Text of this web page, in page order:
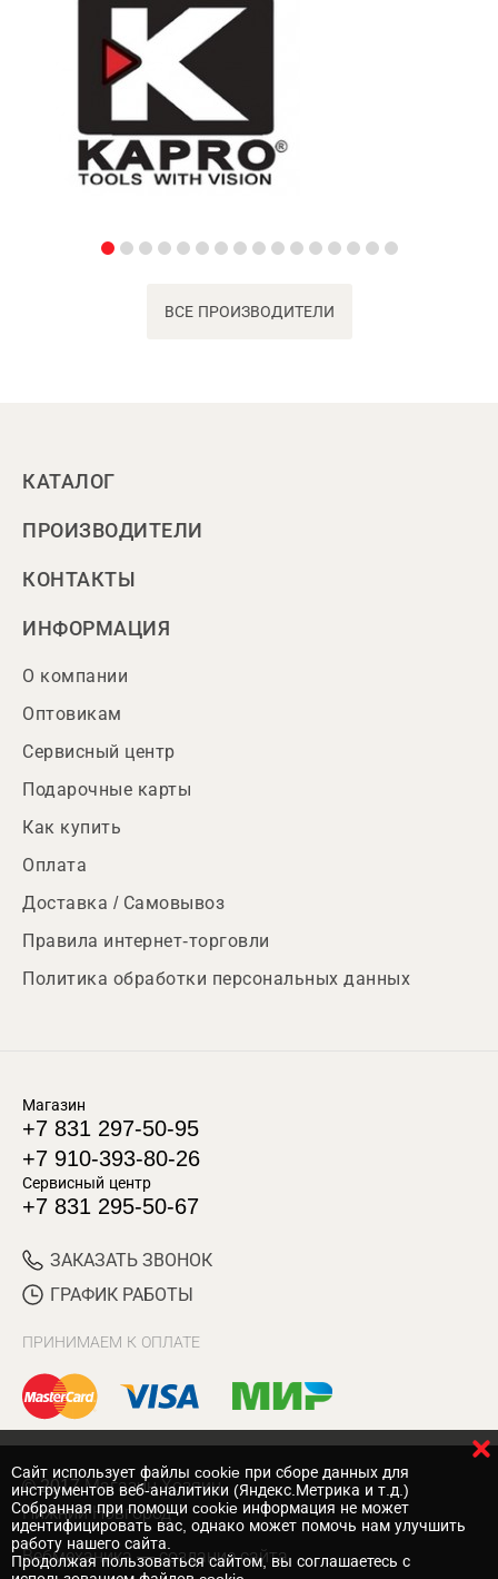
ВСЕ ПРОИЗВОДИТЕЛИ
КАТАЛОГ
ПРОИЗВОДИТЕЛИ
КОНТАКТЫ
ИНФОРМАЦИЯ
О компании
Оптовикам
Сервисный центр
Подарочные карты
Как купить
Оплата
Доставка / Самовывоз
Правила интернет-торговли
Политика обработки персональных данных
Магазин
+7 831 297-50-95
+7 910-393-80-26
Сервисный центр
+7 831 295-50-67
ЗАКАЗАТЬ ЗВОНОК
ГРАФИК РАБОТЫ
ПРИНИМАЕМ К ОПЛАТЕ
© 2017 Магазин Хозяин
Нижний Новгород
Вебмеханика — создание сайта
Cайт использует файлы cookie при сборе данных для
инструментов веб-аналитики (Яндекс.Метрика и т.д.)
Собранная при помощи cookie информация не может
идентифицировать вас, однако может помочь нам улучшить
работу нашего сайта.
Продолжая пользоваться сайтом, вы соглашаетесь с